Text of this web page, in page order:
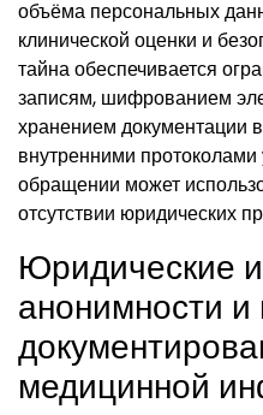
объёма персональных
клинической оценки и
тайна обеспечивается
записям, шифрованием
хранением документации
внутренними
обращении может
отсутствии юридических
Юридические
анонимности и
медицинной